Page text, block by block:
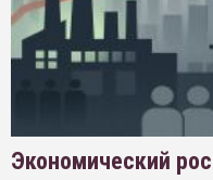
Экономический